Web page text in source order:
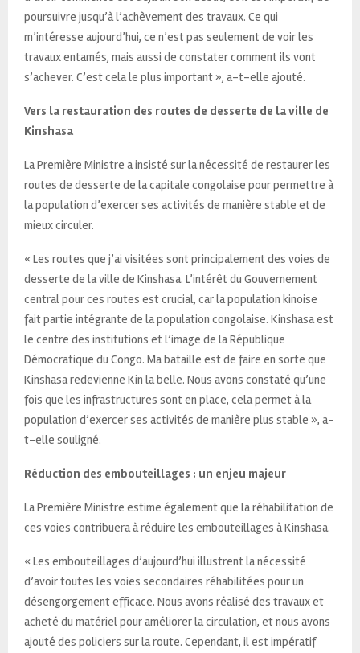
poursuivre jusqu’à l’achèvement des travaux. Ce qui
m’intéresse aujourd’hui, ce n’est pas seulement de voir les
travaux entamés, mais aussi de constater comment ils vont
s’achever. C’est cela le plus important », a-t-elle ajouté.
Vers la restauration des routes de desserte de la ville de
Kinshasa
La Première Ministre a insisté sur la nécessité de restaurer les
routes de desserte de la capitale congolaise pour permettre à
la population d’exercer ses activités de manière stable et de
mieux circuler.
« Les routes que j’ai visitées sont principalement des voies de
desserte de la ville de Kinshasa. L’intérêt du Gouvernement
central pour ces routes est crucial, car la population kinoise
fait partie intégrante de la population congolaise. Kinshasa est
le centre des institutions et l’image de la République
Démocratique du Congo. Ma bataille est de faire en sorte que
Kinshasa redevienne Kin la belle. Nous avons constaté qu’une
fois que les infrastructures sont en place, cela permet à la
population d’exercer ses activités de manière plus stable », a-
t-elle souligné.
Réduction des embouteillages : un enjeu majeur
La Première Ministre estime également que la réhabilitation de
ces voies contribuera à réduire les embouteillages à Kinshasa.
« Les embouteillages d’aujourd’hui illustrent la nécessité
d’avoir toutes les voies secondaires réhabilitées pour un
désengorgement efficace. Nous avons réalisé des travaux et
acheté du matériel pour améliorer la circulation, et nous avons
ajouté des policiers sur la route. Cependant, il est impératif